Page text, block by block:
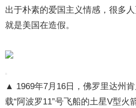
出于朴素的爱国主义情感，很多
就是美国在造假。
▲ 1969年7月16日，佛罗里达州
载“阿波罗11”号飞船的土星V型火